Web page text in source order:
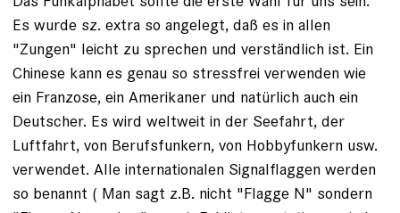
Es wurde sz. extra so angelegt, daß es in allen
"Zungen" leicht zu sprechen und verständlich ist. Ein
Chinese kann es genau so stressfrei verwenden wie
ein Franzose, ein Amerikaner und natürlich auch ein
Deutscher. Es wird weltweit in der Seefahrt, der
Luftfahrt, von Berufsfunkern, von Hobbyfunkern usw.
verwendet. Alle internationalen Signalflaggen werden
so benannt ( Man sagt z.B. nicht "Flagge N" sondern